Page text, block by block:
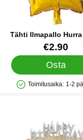
Tähti Ilmapallo
Tuote.nro 42139
€2.90
Osta
Saatavuus: Varastossa
Toimitusaika: 1-2
kirjainkynttilät